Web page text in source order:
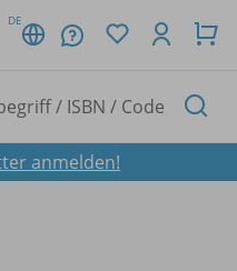
DE
anmelden!